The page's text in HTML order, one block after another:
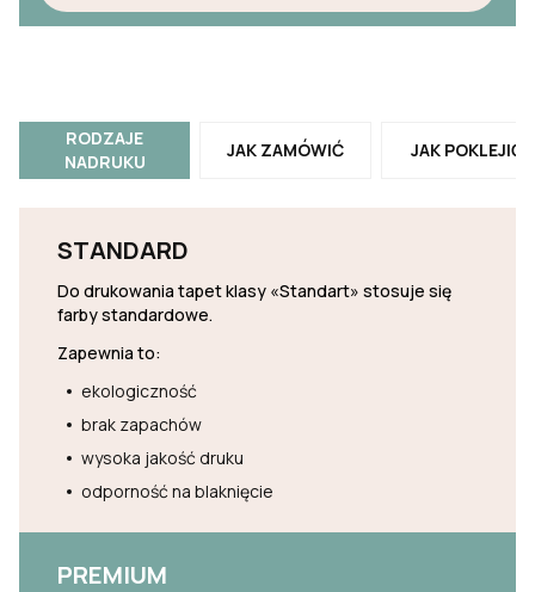
RODZAJE
NADRUKU
JAK ZAMÓWIĆ JAK POKLEJIĆ
STANDARD
Do drukowania tapet klasy «Standart» stosuje się
farby standardowe.
Zapewnia to:
ekologiczność
brak zapachów
wysoka jakość druku
odporność na blaknięcie
PREMIUM